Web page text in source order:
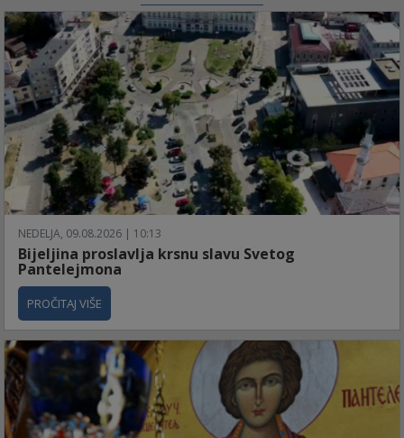
NEDELJA, 09.08.2026 | 10:13
Bijeljina proslavlja krsnu slavu Svetog
Pantelejmona
PROČITAJ VIŠE